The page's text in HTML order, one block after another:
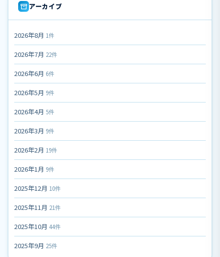
アーカイブ
2026年8月 1件
2026年7月 22件
2026年6月 6件
2026年5月 9件
2026年4月 5件
2026年3月 9件
2026年2月 19件
2026年1月 9件
2025年12月 10件
2025年11月 21件
2025年10月 44件
2025年9月 25件